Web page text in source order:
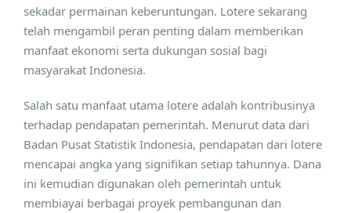
sekadar permainan keberuntungan. Lotere sekarang
telah mengambil peran penting dalam memberikan
manfaat ekonomi serta dukungan sosial bagi
masyarakat Indonesia.
Salah satu manfaat utama lotere adalah kontribusinya
terhadap pendapatan pemerintah. Menurut data dari
Badan Pusat Statistik Indonesia, pendapatan dari lotere
mencapai angka yang signifikan setiap tahunnya. Dana
ini kemudian digunakan oleh pemerintah untuk
membiayai berbagai proyek pembangunan dan